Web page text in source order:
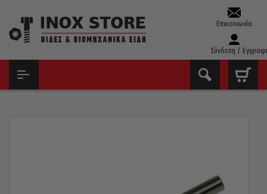
Επικοινωνία
Σύνδεση /